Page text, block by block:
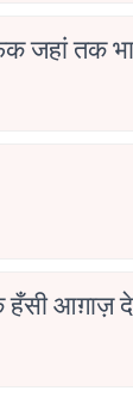
जहां तक